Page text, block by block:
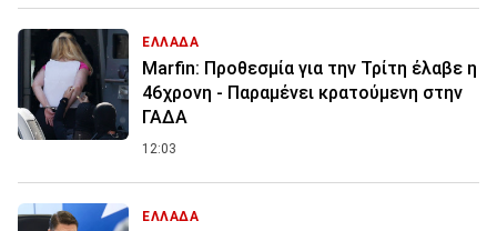
ΕΛΛΑΔΑ
Marfin: Προθεσμία για την Τρίτη έλαβε η
46χρονη - Παραμένει κρατούμενη στην
ΓΑΔΑ
12:03
ΕΛΛΑΔΑ